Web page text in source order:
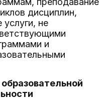
дисциплин,
услуги, не
и